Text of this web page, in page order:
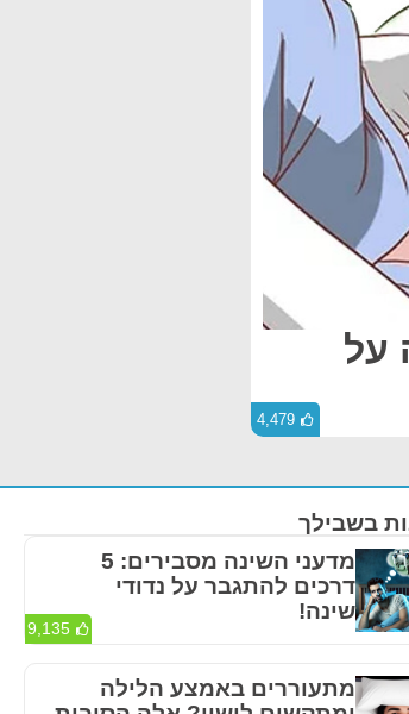
על
4,479
בשבילך
מדעני השינה מסבירים: 5
דרכים להתגבר על נדודי
שינה!
9,135
מתעוררים באמצע הלילה